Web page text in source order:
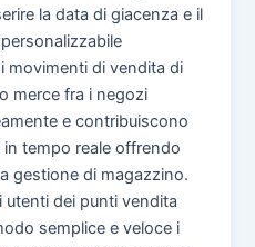
la data di giacenza e il
movimenti di vendita di
merce fra i negozi
e contribuiscono
tempo reale offrendo
gestione di magazzino.
dei punti vendita
semplice e veloce i